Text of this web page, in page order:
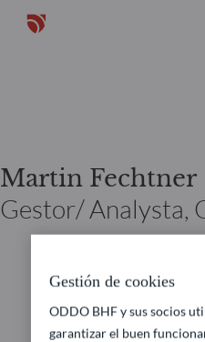
Martin Fechtner
Gestor/ Analysta,
Gestión de cookies
ODDO BHF y sus socios
garantizar el buen